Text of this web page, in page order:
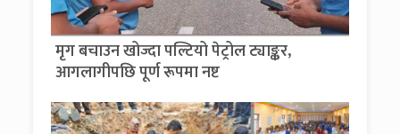
मृग बचाउन खोज्दा पल्टियो पेट्रोल ट्याङ्कर,
आगलागीपछि पूर्ण रूपमा नष्ट